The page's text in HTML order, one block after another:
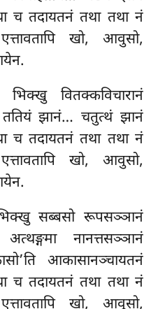
च तदायतनं तथा तथा नं
खो, आवुसो,
वितक्कविचारानं
झानं… चतुत्थं झानं
च तदायतनं तथा तथा नं
खो, आवुसो,
सब्बसो रूपसञ्ञानं
नानत्तसञ्ञानं
आकासानञ्चायतनं
च तदायतनं तथा तथा नं
खो, आवुसो,